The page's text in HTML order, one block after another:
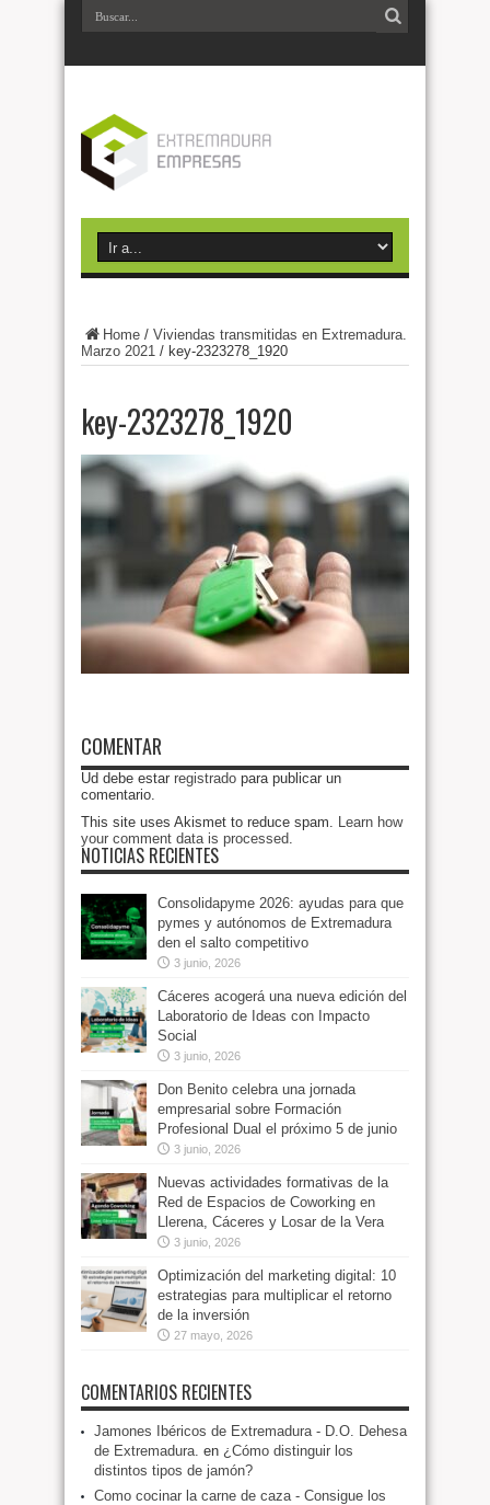
Home / Viviendas transmitidas en Extremadura.
Marzo 2021 / key-2323278_1920
key-2323278_1920
COMENTAR
Ud debe estar registrado para publicar un
comentario.
This site uses Akismet to reduce spam. Learn how
your comment data is processed.
NOTICIAS RECIENTES
Consolidapyme 2026: ayudas para que
pymes y autónomos de Extremadura
den el salto competitivo
3 junio, 2026
Cáceres acogerá una nueva edición del
Laboratorio de Ideas con Impacto
Social
3 junio, 2026
Don Benito celebra una jornada
empresarial sobre Formación
Profesional Dual el próximo 5 de junio
3 junio, 2026
Nuevas actividades formativas de la
Red de Espacios de Coworking en
Llerena, Cáceres y Losar de la Vera
3 junio, 2026
Optimización del marketing digital: 10
estrategias para multiplicar el retorno
de la inversión
27 mayo, 2026
COMENTARIOS RECIENTES
Jamones Ibéricos de Extremadura - D.O. Dehesa
de Extremadura. en ¿Cómo distinguir los
distintos tipos de jamón?
Como cocinar la carne de caza - Consigue los